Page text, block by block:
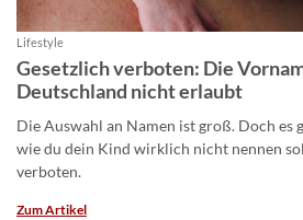
Lifestyle
Gesetzlich verboten: Die
Deutschland nicht erlaubt
Die Auswahl an Namen ist groß. Doch es
wie du dein Kind wirklich nicht nennen
verboten.
Zum Artikel